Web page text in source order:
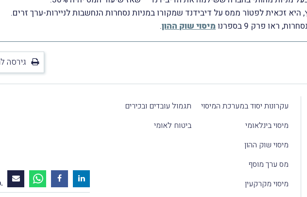
זכאית לפטוֹר ממס על דיבידנד שמקורו במניות נסחרות הנחשבות לניירות-ערך זרים.
ראו פרק 9 בספרנו
מיסוי שוק ההון.
גירסה
עקרונות יסוד במערכת המיסוי
מיסוי בינלאומי
מיסוי שוק ההון
מס ערך מוסף
מיסוי מקרקעין
תגמול עובדים ובכירים
ביטוח לאומי